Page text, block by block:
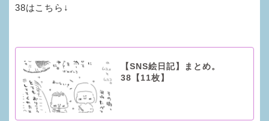
38はこちら↓
【SNS絵日記】まとめ。
38【11枚】